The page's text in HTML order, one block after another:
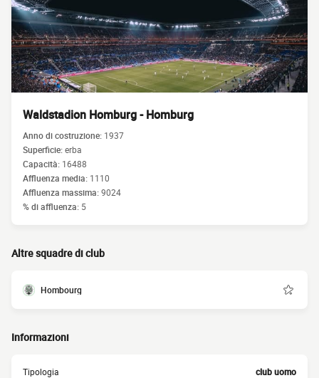
Waldstadion Homburg - Homburg
Anno di costruzione: 1937
Superficie:erba
Capacità: 16488
Affluenza media: 1110
Affluenza massima:9024
% di affluenza: 5
Altre squadre di club
Hombourg
Informazioni
Tipologia club uomo